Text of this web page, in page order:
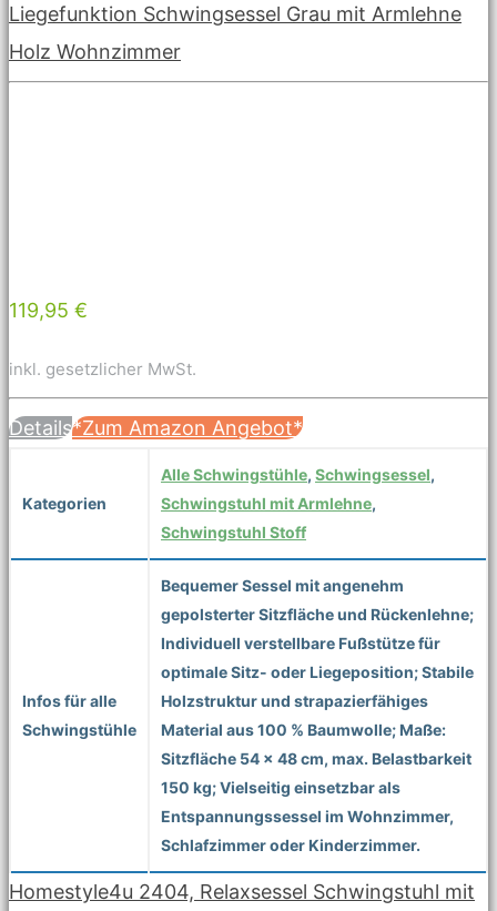
Liegefunktion Schwingsessel Grau mit Armlehne
Holz Wohnzimmer
119,95 €
inkl. gesetzlicher MwSt.
Details*Zum Amazon Angebot*
Kategorien
Alle Schwingstühle, Schwingsessel,
Schwingstuhl mit Armlehne,
Schwingstuhl Stoff
Infos für alle
Schwingstühle
Bequemer Sessel mit angenehm
gepolsterter Sitzfläche und Rückenlehne;
Individuell verstellbare Fußstütze für
optimale Sitz- oder Liegeposition; Stabile
Holzstruktur und strapazierfähiges
Material aus 100 % Baumwolle; Maße:
Sitzfläche 54 x 48 cm, max. Belastbarkeit
150 kg; Vielseitig einsetzbar als
Entspannungssessel im Wohnzimmer,
Schlafzimmer oder Kinderzimmer.
Homestyle4u 2404, Relaxsessel Schwingstuhl mit